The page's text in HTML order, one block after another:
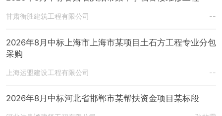
甘肃衡胜建筑工程有限公司 --
2026年8月中标上海市上海市某项目土石方工程专业分包
采购
上海运盟建设工程有限公司 --
2026年8月中标河北省邯郸市某帮扶资金项目某标段